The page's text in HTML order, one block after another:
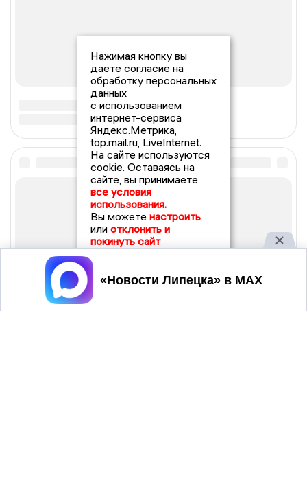
Нажимая кнопку вы
даете согласие на
обработку персональных
данных
с использованием
интернет-сервиса
Яндекс.Метрика,
top.mail.ru, LiveInternet.
На сайте используются
cookie. Оставаясь на
сайте, вы принимаете
все условия
использования.
Вы можете настроить
или отклонить и
покинуть сайт
Принять